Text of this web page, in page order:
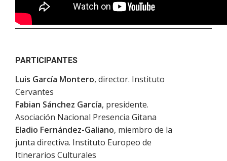
PARTICIPANTES
Luis García Montero, director. Instituto
Cervantes
Fabian Sánchez García, presidente.
Asociación Nacional Presencia Gitana
Eladio Fernández-Galiano, miembro de la
junta directiva. Instituto Europeo de
Itinerarios Culturales